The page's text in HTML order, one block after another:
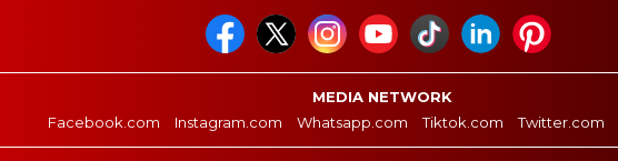
MEDIA NETWORK
Facebook.com
Instagram.com Whatsapp.com Tiktok.com Twitter.com